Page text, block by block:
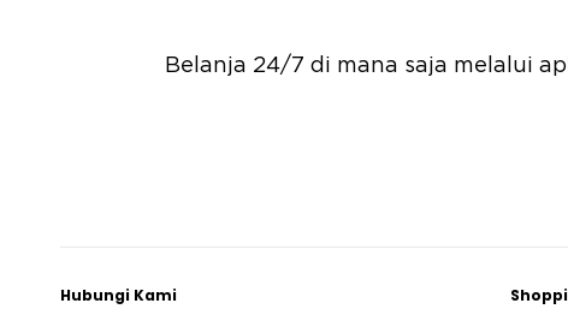
Belanja 24/7 di mana saja melalui
Hubungi Kami